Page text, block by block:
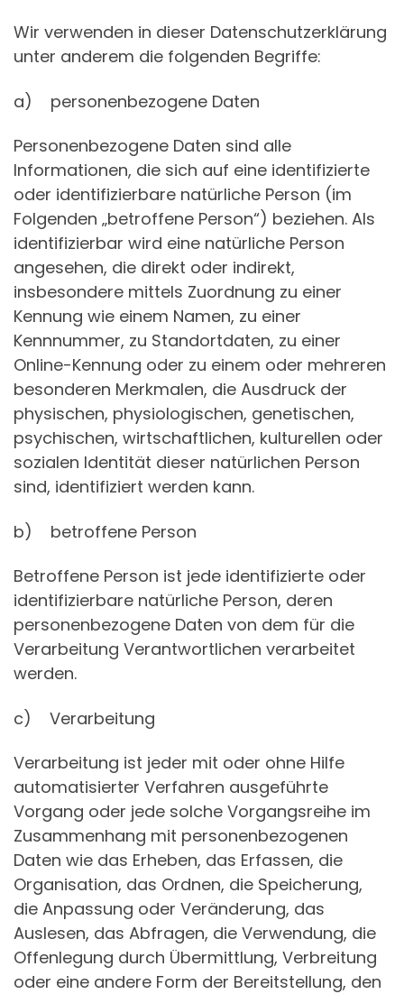
Wir verwenden in dieser Datenschutzerklärung
unter anderem die folgenden Begriffe:
a) personenbezogene Daten
Personenbezogene Daten sind alle
Informationen, die sich auf eine identifizierte
oder identifizierbare natürliche Person (im
Folgenden „betroffene Person“) beziehen. Als
identifizierbar wird eine natürliche Person
angesehen, die direkt oder indirekt,
insbesondere mittels Zuordnung zu einer
Kennung wie einem Namen, zu einer
Kennnummer, zu Standortdaten, zu einer
Online-Kennung oder zu einem oder mehreren
besonderen Merkmalen, die Ausdruck der
physischen, physiologischen, genetischen,
psychischen, wirtschaftlichen, kulturellen oder
sozialen Identität dieser natürlichen Person
sind, identifiziert werden kann.
b) betroffene Person
Betroffene Person ist jede identifizierte oder
identifizierbare natürliche Person, deren
personenbezogene Daten von dem für die
Verarbeitung Verantwortlichen verarbeitet
werden.
c) Verarbeitung
Verarbeitung ist jeder mit oder ohne Hilfe
automatisierter Verfahren ausgeführte
Vorgang oder jede solche Vorgangsreihe im
Zusammenhang mit personenbezogenen
Daten wie das Erheben, das Erfassen, die
Organisation, das Ordnen, die Speicherung,
die Anpassung oder Veränderung, das
Auslesen, das Abfragen, die Verwendung, die
Offenlegung durch Übermittlung, Verbreitung
oder eine andere Form der Bereitstellung, den